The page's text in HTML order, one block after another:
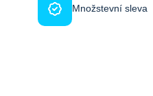
Množstevní sleva